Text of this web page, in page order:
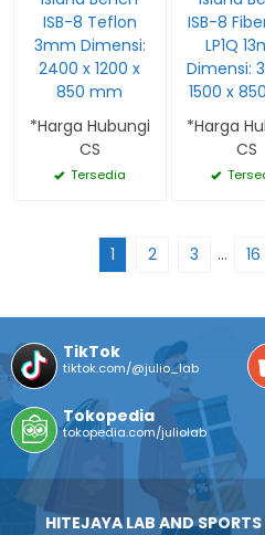
ISB-8 Teflon
3mm Dimensi:
2400 x 1200 x
850 mm
*Harga Hubungi
CS
Tersedia
ISB-8
LP1Q
Dimensi:
1500 x
*Harga
CS
1 2 3 … 16
TikTok
tiktok.com/@julio_lab
Tokopedia
tokopedia.com/juliolab
HITEJAYA LAB AND SPORTS